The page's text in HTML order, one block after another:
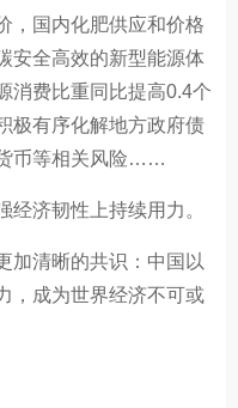
国内化肥供应和价格
安全高效的新型能源体
消费比重同比提高0.4个
极有序化解地方政府债
币等相关风险……
济韧性上持续用力。
清晰的共识：中国以
，成为世界经济不可或